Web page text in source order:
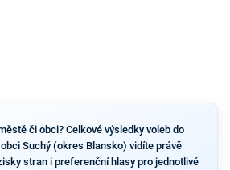
či obci? Celkové výsledky voleb do
Suchý (okres Blansko) vidíte právě
stran i preferenční hlasy pro jednotlivé